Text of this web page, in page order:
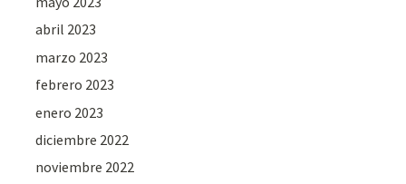
abril 2023
marzo 2023
febrero 2023
enero 2023
diciembre 2022
noviembre 2022